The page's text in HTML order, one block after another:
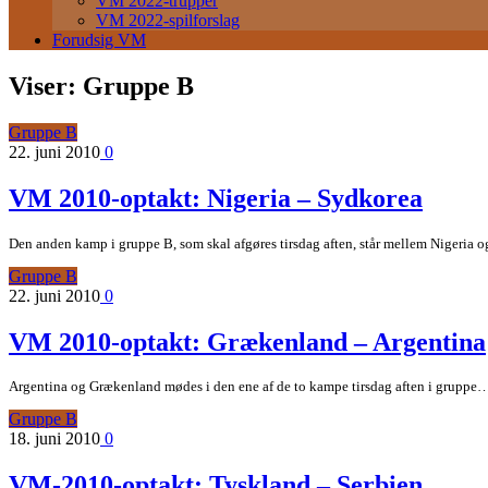
VM 2022-spilforslag
Forudsig VM
Viser: Gruppe B
Gruppe B
22. juni 2010 0
VM 2010-optakt: Nigeria – Sydkorea
Den anden kamp i gruppe B, som skal afgøres tirsdag aften, står mellem Nigeria
Gruppe B
22. juni 2010 0
VM 2010-optakt: Grækenland – Argentina
Argentina og Grækenland mødes i den ene af de to kampe tirsdag aften i
Gruppe B
18. juni 2010 0